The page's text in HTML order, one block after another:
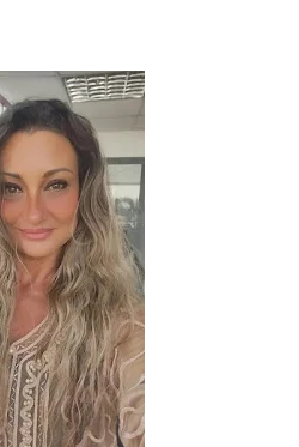
de negras africanas?
pintura surrealista